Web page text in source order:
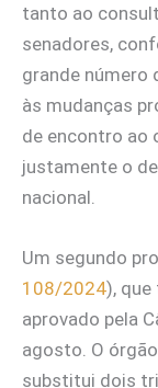
tanto ao
senadores,
grande número
às mudanças
de encontro ao
justamente o
nacional.
Um segundo
108/2024),
aprovado pela
agosto. O
substitui dois